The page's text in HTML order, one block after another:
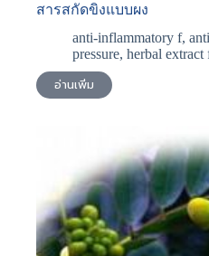
สารสกัดขิงแบบผง
anti-inflammatory f,
pressure, herbal extract
อ่านเพิ่ม